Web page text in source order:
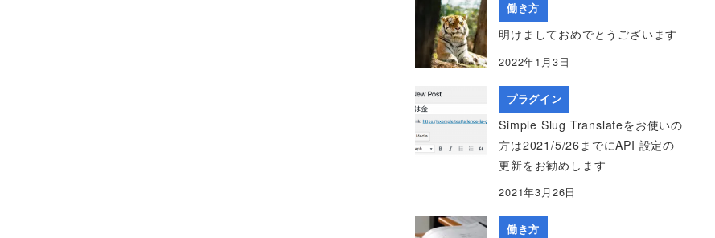
働き方
明けましておめでとうございます
2022年1月3日
プラグイン
Simple Slug Translateをお使いの
方は2021/5/26までにAPI 設定の
更新をお勧めします
2021年3月26日
働き方